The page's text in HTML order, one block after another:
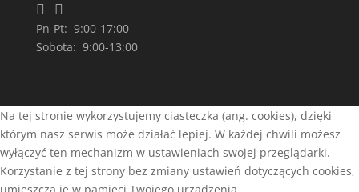
 
Pn-Pt: 9:00-17:00
Sobota: 9:00-13:00
Na tej stronie wykorzystujemy ciasteczka (ang. cookies), dzięki
którym nasz serwis może działać lepiej. W każdej chwili możesz
wyłączyć ten mechanizm w ustawieniach swojej przeglądarki.
Korzystanie z tej strony bez zmiany ustawień dotyczących cookies,